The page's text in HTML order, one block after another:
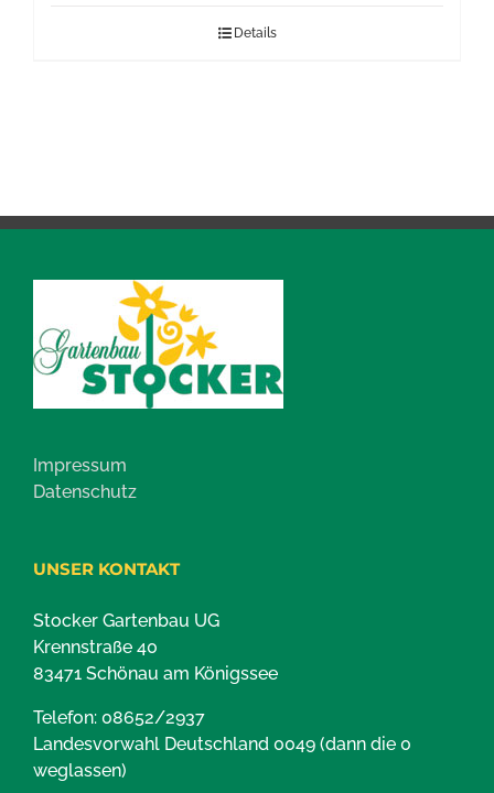
Details
Impressum
Datenschutz
UNSER KONTAKT
Stocker Gartenbau UG
Krennstraße 40
83471 Schönau am Königssee
Telefon: 08652/2937
Landesvorwahl Deutschland 0049 (dann die 0
weglassen)